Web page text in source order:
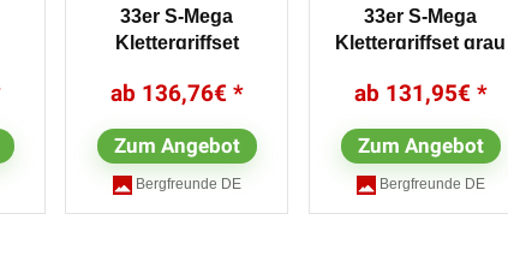
33er S-Mega
Klettergriffset
136,76€
Zum Angebot
Bergfreunde DE
33er S-Mega
Klettergriffset grau
131,95€
Zum Angebot
Bergfreunde DE